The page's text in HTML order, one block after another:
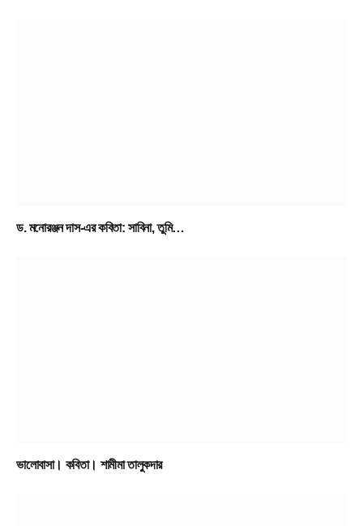
ড. মনোরঞ্জন দাস-এর কবিতা: সাবিনা, তুমি…
ভালোবাসা। কবিতা। শামীমা তালুকদার